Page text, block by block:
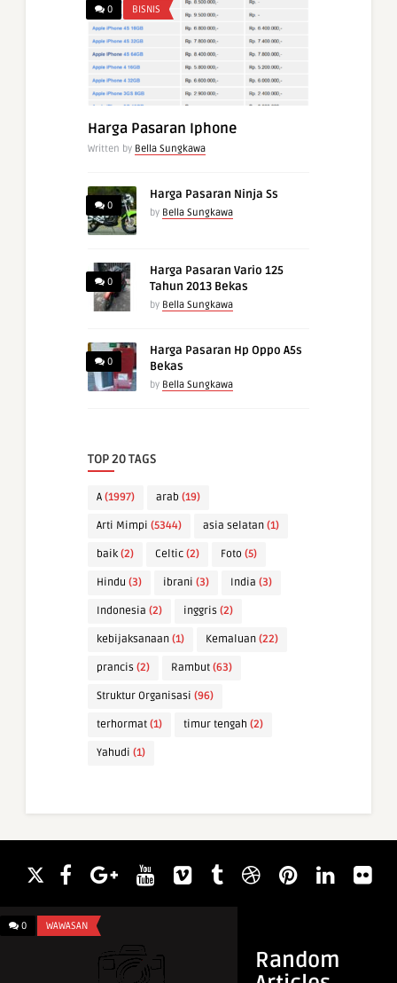
0 BISNIS
Harga Pasaran Iphone
Written by Bella Sungkawa
0
Harga Pasaran Ninja Ss
by Bella Sungkawa
0
Harga Pasaran Vario 125
Tahun 2013 Bekas
by Bella Sungkawa
0
Harga Pasaran Hp Oppo A5s
Bekas
by Bella Sungkawa
TOP 20 TAGS
A (1997) arab (19)
Arti Mimpi (5344) asia selatan (1)
baik (2) Celtic (2) Foto (5)
Hindu (3) ibrani (3) India (3)
Indonesia (2) inggris (2)
kebijaksanaan (1) Kemaluan (22)
prancis (2) Rambut (63)
Struktur Organisasi (96)
terhormat (1) timur tengah (2)
Yahudi (1)
Random
0 WAWASAN